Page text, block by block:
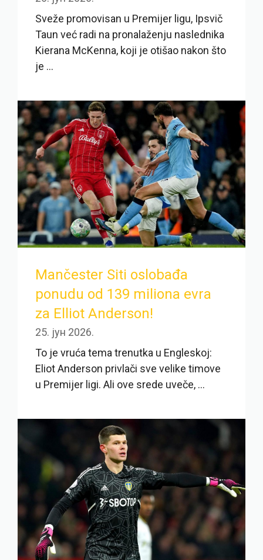
Sveže promovisan u Premijer ligu, Ipsvič
Taun već radi na pronalaženju naslednika
Kierana McKenna, koji je otišao nakon što
je ...
Mančester Siti oslobađa
ponudu od 139 miliona evra
za Elliot Anderson!
25. јун 2026.
To je vruća tema trenutka u Engleskoj:
Eliot Anderson privlači sve velike timove
u Premijer ligi. Ali ove srede uveče, ...